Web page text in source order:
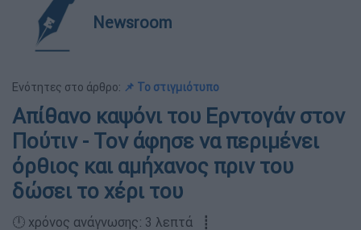
Newsroom
Ενότητες στο άρθρο: 📌 Το στιγμιότυπο
Απίθανο καψόνι του Ερντογάν στον
Πούτιν - Τον άφησε να περιμένει
όρθιος και αμήχανος πριν του
δώσει το χέρι του
🕛 χρόνος ανάγνωσης: 3 λεπτά ┋